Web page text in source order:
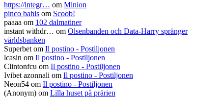
https://integr… om Minion
pinco bahis om Scoob!
paaaa om 102 dalmatiner
instant withdr… om Olsenbanden och Data-Harry spränger
världsbanken
Superbetom Il postino - Postiljonen
lcasin om Il postino - Postiljonen
Clintonfcu om Il postino - Postiljonen
Ivibet azonnali om Il postino - Postiljonen
Neon54 om Il postino - Postiljonen
(Anonym) om Lilla huset på prärien